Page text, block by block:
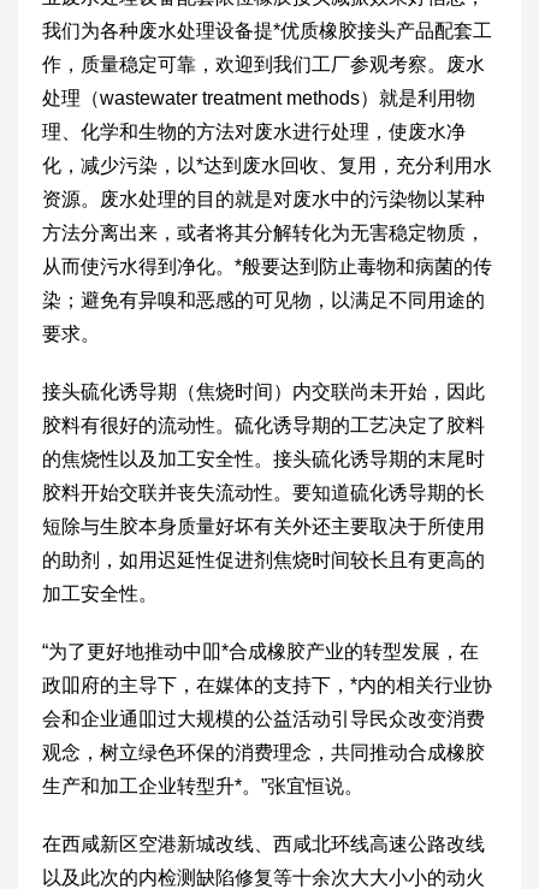
我们为各种废水处理设备提*优质橡胶接头产品配套工
作，质量稳定可靠，欢迎到我们工厂参观考察。废水
处理（wastewater treatment methods）就是利用物
理、化学和生物的方法对废水进行处理，使废水净
化，减少污染，以*达到废水回收、复用，充分利用水
资源。废水处理的目的就是对废水中的污染物以某种
方法分离出来，或者将其分解转化为无害稳定物质，
从而使污水得到净化。*般要达到防止毒物和病菌的传
染；避免有异嗅和恶感的可见物，以满足不同用途的
要求。
接头硫化诱导期（焦烧时间）内交联尚未开始，因此
胶料有很好的流动性。硫化诱导期的工艺决定了胶料
的焦烧性以及加工安全性。接头硫化诱导期的末尾时
胶料开始交联并丧失流动性。要知道硫化诱导期的长
短除与生胶本身质量好坏有关外还主要取决于所使用
的助剂，如用迟延性促进剂焦烧时间较长且有更高的
加工安全性。
“为了更好地推动中吅*合成橡胶产业的转型发展，在
政吅府的主导下，在媒体的支持下，*内的相关行业协
会和企业通吅过大规模的公益活动引导民众改变消费
观念，树立绿色环保的消费理念，共同推动合成橡胶
生产和加工企业转型升*。”张宜恒说。
在西咸新区空港新城改线、西咸北环线高速公路改线
以及此次的内检测缺陷修复等十余次大大小小的动火